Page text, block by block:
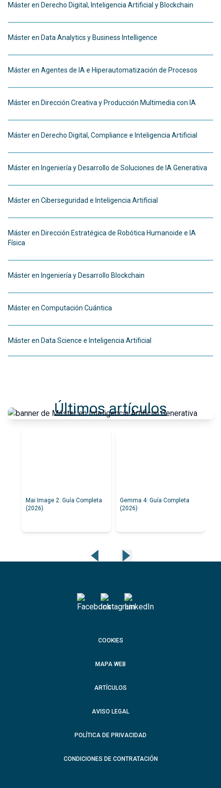
Máster en Derecho Digital, Inteligencia Artificial y Blockchain
Máster en Data Analytics y Business Intelligence
Máster en Agentes de IA e Hiperautomatización de Procesos
Máster en Dirección Creativa y Producción Multimedia con IA
Máster en Derecho Digital, Compliance e Inteligencia Artificial
Máster en Ingeniería y Desarrollo de Soluciones de IA Generativa
Máster en Ciberseguridad e Inteligencia Artificial
Máster en Dirección Estratégica de Robótica Humanoide e IA
Física
Máster en Ingeniería y Desarrollo Blockchain
Máster en Computación Cuántica
Máster en Data Science e Inteligencia Artificial
Últimos artículos
Mai Image 2: Guía Completa
(2026)
Gemma 4: Guía Completa
(2026)
COOKIES
MAPA WEB
ARTÍCULOS
AVISO LEGAL
POLÍTICA DE PRIVACIDAD
CONDICIONES DE CONTRATACIÓN